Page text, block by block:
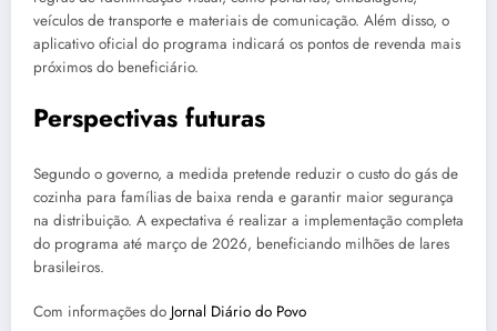
veículos de transporte e materiais de comunicação. Além disso, o
aplicativo oficial do programa indicará os pontos de revenda mais
próximos do beneficiário.
Perspectivas futuras
Segundo o governo, a medida pretende reduzir o custo do gás de
cozinha para famílias de baixa renda e garantir maior segurança
na distribuição. A expectativa é realizar a implementação completa
do programa até março de 2026, beneficiando milhões de lares
brasileiros.
Com informações do Jornal Diário do Povo